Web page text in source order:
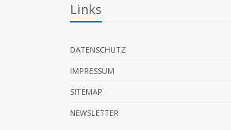
Links
DATENSCHUTZ
IMPRESSUM
SITEMAP
NEWSLETTER